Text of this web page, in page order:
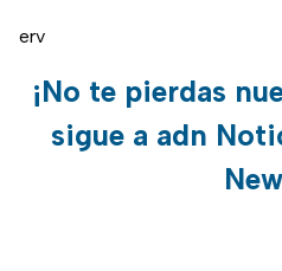
erv
¡No te pierdas
sigue a adn